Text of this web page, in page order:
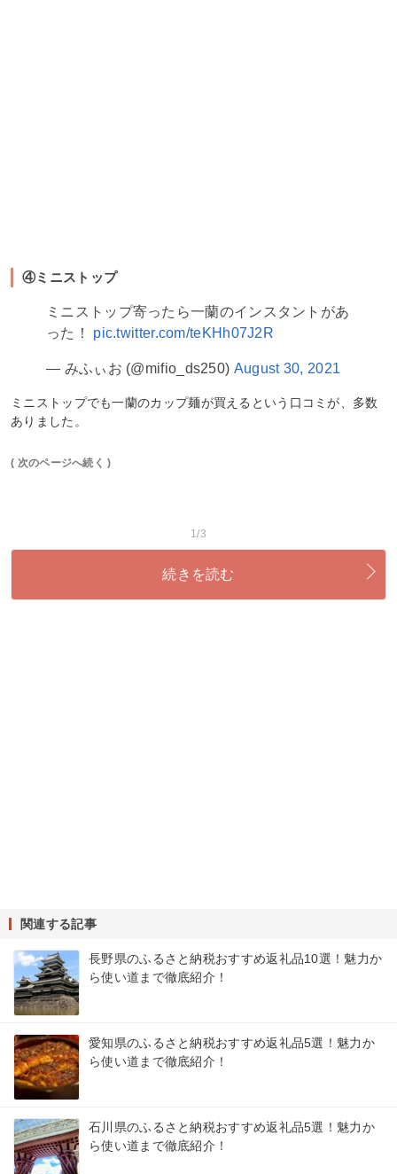
④ミニストップ
ミニストップ寄ったら一蘭のインスタントがあ
った！ pic.twitter.com/teKHh07J2R
— みふぃお (@mifio_ds250) August 30, 2021
ミニストップでも一蘭のカップ麺が買えるという口コミが、多数
ありました。
( 次のページへ続く )
1/3
続きを読む
関連する記事
長野県のふるさと納税おすすめ返礼品10選！魅力か
ら使い道まで徹底紹介！
愛知県のふるさと納税おすすめ返礼品5選！魅力か
ら使い道まで徹底紹介！
石川県のふるさと納税おすすめ返礼品5選！魅力か
ら使い道まで徹底紹介！